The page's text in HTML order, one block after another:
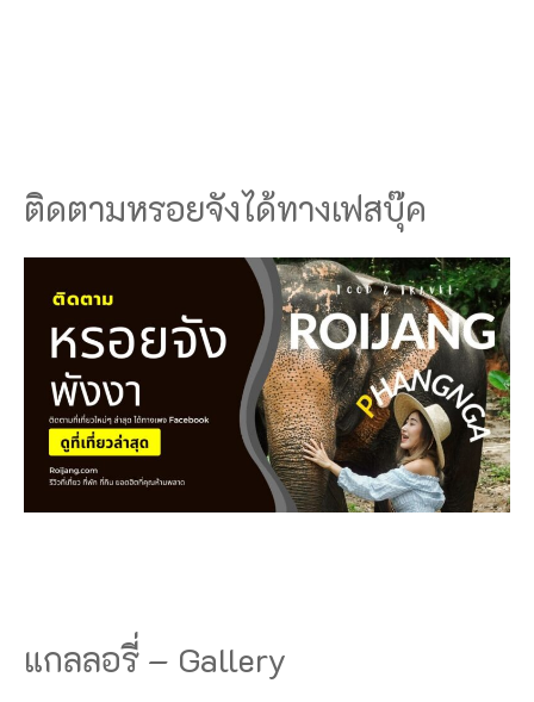
ติดตามหรอยจังได้ทางเฟสบุ๊ค
แกลลอรี่ – Gallery